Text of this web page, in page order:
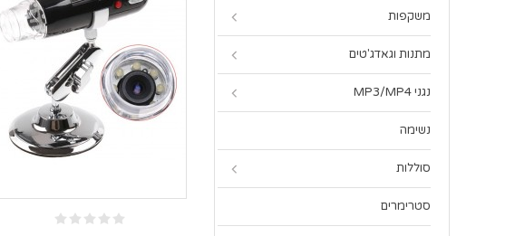
משקפות
מתנות וגאדג'טים
נגני MP3/MP4
נשימה
סוללות
סטרימרים